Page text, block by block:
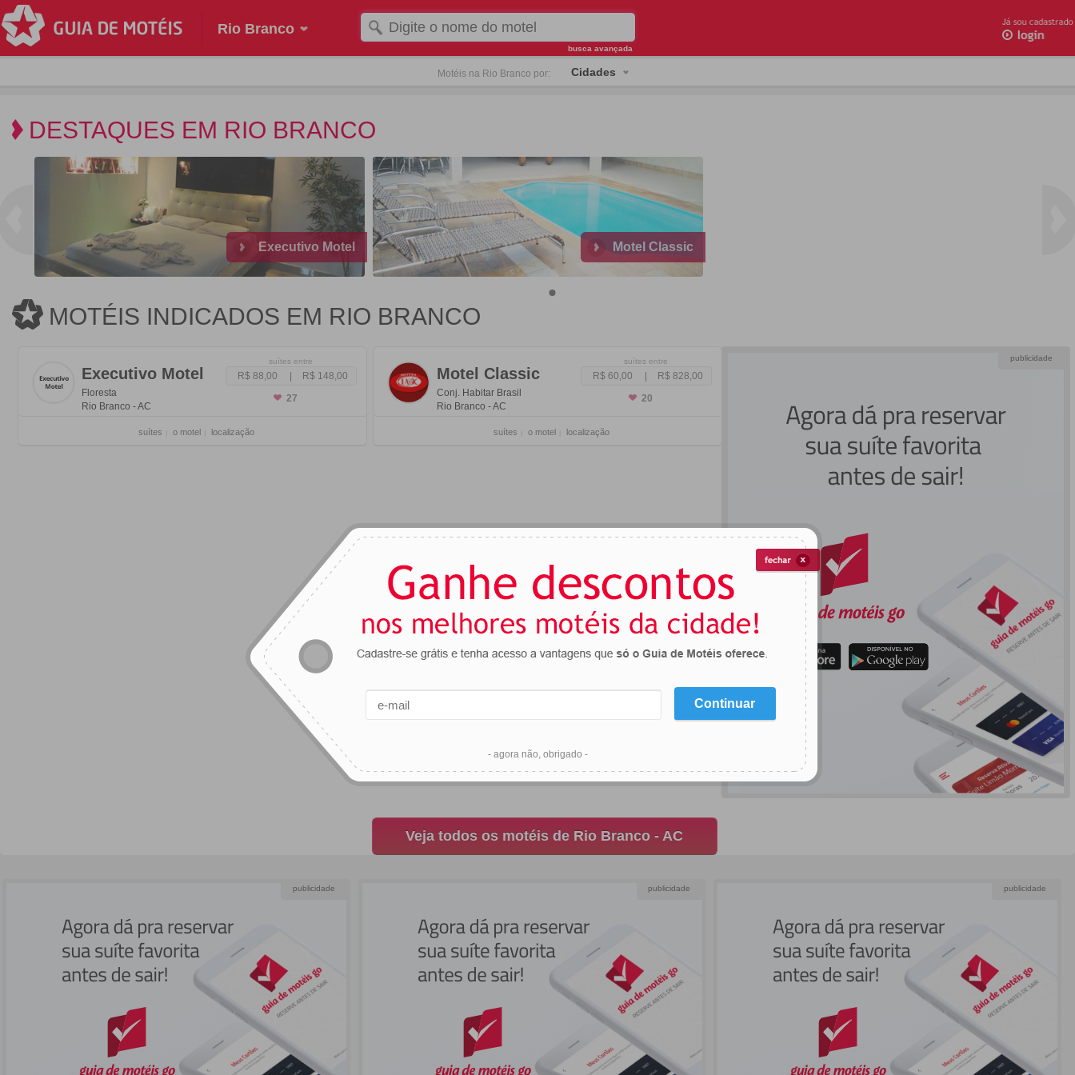
Rio Branco
busca avançada
Motéis na Rio Branco por: Cidades
DESTAQUES EM RIO BRANCO
Executivo Motel Motel Classic
MOTÉIS INDICADOS EM RIO BRANCO
publicidade
Executivo Motel
suítes entre
R$ 88,00
R$ 148,00
Floresta
Rio Branco - AC
27
suítes o motel localização
Motel Classic
suítes entre
R$ 60,00
R$ 828,00
Conj. Habitar Brasil
Rio Branco - AC
20
suítes o motel localização
Veja todos os motéis de Rio Branco - AC
publicidade publicidade publicidade
- agora não, obrigado -